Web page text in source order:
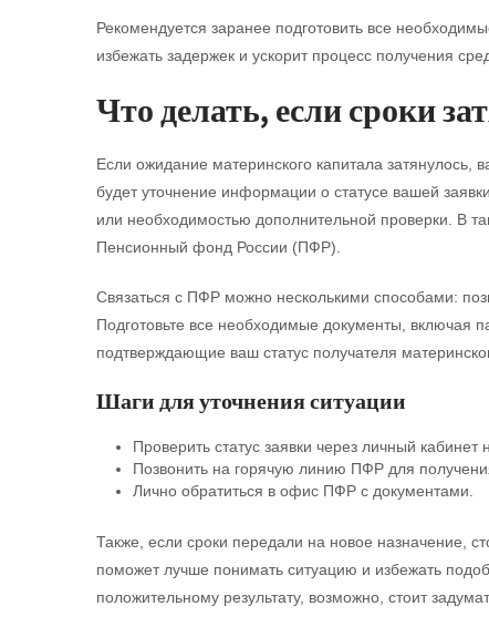
Рекомендуется заранее подготовить все
избежать задержек и ускорит процесс получения
Что делать, если сроки
Если ожидание материнского капитала затянулось,
будет уточнение информации о статусе вашей
или необходимостью дополнительной проверки. В
Пенсионный фонд России (ПФР).
Связаться с ПФР можно несколькими способами:
Подготовьте все необходимые документы, включая
подтверждающие ваш статус получателя
Шаги для уточнения ситуации
Проверить статус заявки через личный кабинет
Позвонить на горячую линию ПФР для
Лично обратиться в офис ПФР с документами.
Также, если сроки передали на новое назначение,
поможет лучше понимать ситуацию и избежать
положительному результату, возможно, стоит